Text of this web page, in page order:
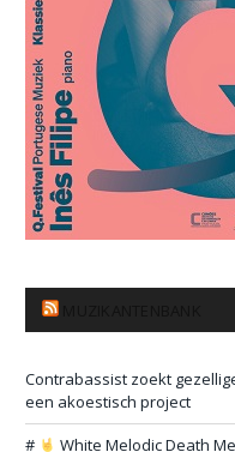
Contrabassist zoekt
een akoestisch project
#
White Melodic Death